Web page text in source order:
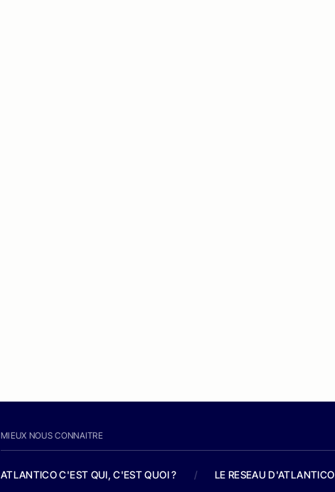
MIEUX NOUS CONNAITRE
ATLANTICO C'EST QUI, C'EST QUOI ? / LE RESEAU D'ATLANTICO